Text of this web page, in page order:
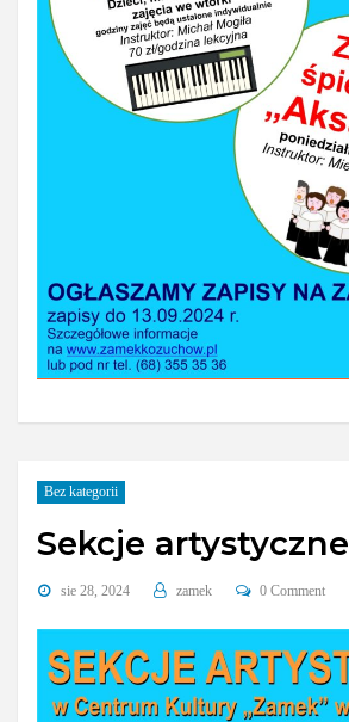
Bez kategorii
Sekcje artystyczne
sie 28, 2024 zamek 0 Comment